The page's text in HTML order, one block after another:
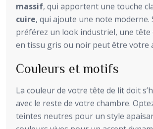
massif, qui apportent une touche
cuire, qui ajoute une note moderne.
préférez un look industriel, une tête
en tissu gris ou noir peut être votre
Couleurs et motifs
La couleur de votre tête de lit doit
avec le reste de votre chambre.
teintes neutres pour un style